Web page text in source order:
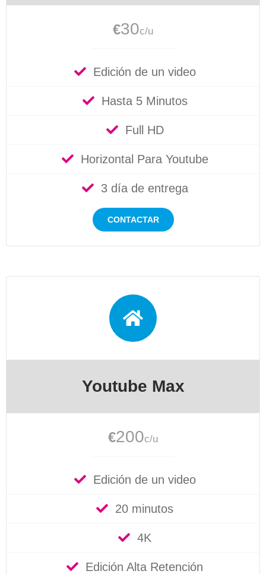
€30c/u
Edición de un video
Hasta 5 Minutos
Full HD
Horizontal Para Youtube
3 día de entrega
CONTACTAR
Youtube Max
€200c/u
Edición de un video
20 minutos
4K
Edición Alta Retención